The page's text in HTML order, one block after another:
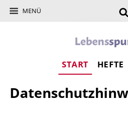
MENÜ
START HEFTE